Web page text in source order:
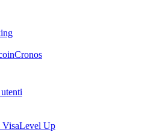
Cronos
VisaLevel Up